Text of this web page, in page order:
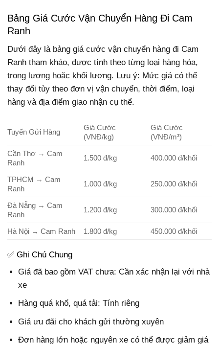
Bảng Giá Cước Vận Chuyển Hàng Đi Cam
Ranh
Dưới đây là bảng giá cước vận chuyển hàng đi Cam
Ranh tham khảo, được tính theo từng loại hàng hóa,
trọng lượng hoặc khối lượng. Lưu ý: Mức giá có thể
thay đổi tùy theo đơn vị vận chuyển, thời điểm, loại
hàng và địa điểm giao nhận cụ thể.
Tuyến Gửi Hàng
Giá Cước
(VNĐ/kg)
Giá Cước
(VNĐ/m³)
Cần Thơ → Cam
Ranh
1.500 đ/kg 400.000 đ/khối
TPHCM → Cam
Ranh
1.000 đ/kg 250.000 đ/khối
Đà Nẵng → Cam
Ranh
1.200 đ/kg 300.000 đ/khối
Hà Nội → Cam Ranh 1.800 đ/kg 450.000 đ/khối
✅ Ghi Chú Chung
Giá đã bao gồm VAT chưa: Cần xác nhận lại với nhà
xe
Hàng quá khổ, quá tải: Tính riêng
Giá ưu đãi cho khách gửi thường xuyên
Đơn hàng lớn hoặc nguyên xe có thể được giảm giá